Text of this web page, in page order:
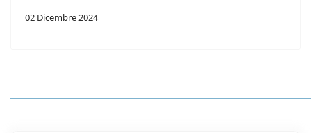
02 Dicembre 2024